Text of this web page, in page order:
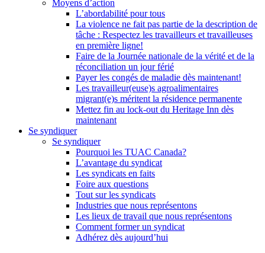
Moyens d’action
L’abordabilité pour tous
La violence ne fait pas partie de la description de
tâche : Respectez les travailleurs et travailleuses
en première ligne!
Faire de la Journée nationale de la vérité et de la
réconciliation un jour férié
Payer les congés de maladie dès maintenant!
Les travailleur(euse)s agroalimentaires
migrant(e)s méritent la résidence permanente
Mettez fin au lock-out du Heritage Inn dès
maintenant
Se syndiquer
Se syndiquer
Pourquoi les TUAC Canada?
L’avantage du syndicat
Les syndicats en faits
Foire aux questions
Tout sur les syndicats
Industries que nous représentons
Les lieux de travail que nous représentons
Comment former un syndicat
Adhérez dès aujourd’hui